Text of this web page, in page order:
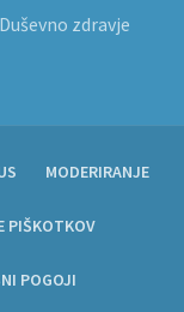
Duševno zdravje
MODERIRANJE
PIŠKOTKOV
POGOJI